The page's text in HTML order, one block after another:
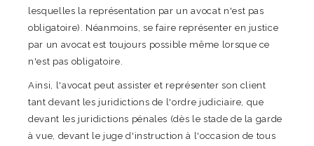
lesquelles la représentation par un avocat n'est pas
obligatoire). Néanmoins, se faire représenter en justice
par un avocat est toujours possible même lorsque ce
n'est pas obligatoire.
Ainsi, l'avocat peut assister et représenter son client
tant devant les juridictions de l'ordre judiciaire, que
devant les juridictions pénales (dès le stade de la garde
à vue, devant le juge d'instruction à l'occasion de tous